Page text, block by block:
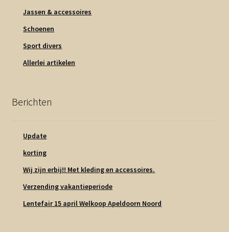
Jassen & accessoires
Schoenen
Sport divers
Allerlei artikelen
Berichten
Update
korting
Wij zijn erbij!! Met kleding en accessoires.
Verzending vakantieperiode
Lentefair 15 april Welkoop Apeldoorn Noord